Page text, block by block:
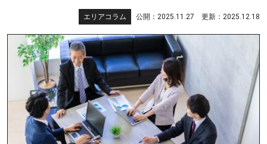
エリアコラム 公開：2025.11.27 更新：2025.12.18